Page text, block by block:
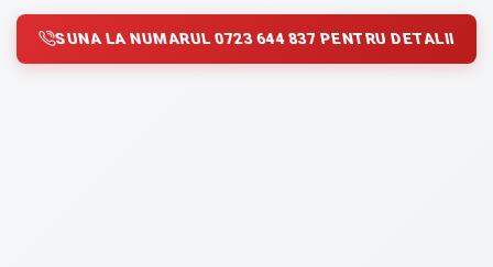
SUNA LA NUMARUL 0723 644 837 PENTRU DETALII